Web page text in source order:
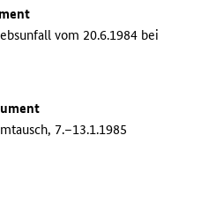
vom 20.6.1984 bei
7.–13.1.1985